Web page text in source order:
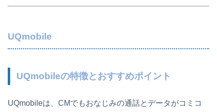
UQmobile
UQmobileの特徴とおすすめポイント
UQmobileは、CMでもおなじみの通話とデータがコミコ